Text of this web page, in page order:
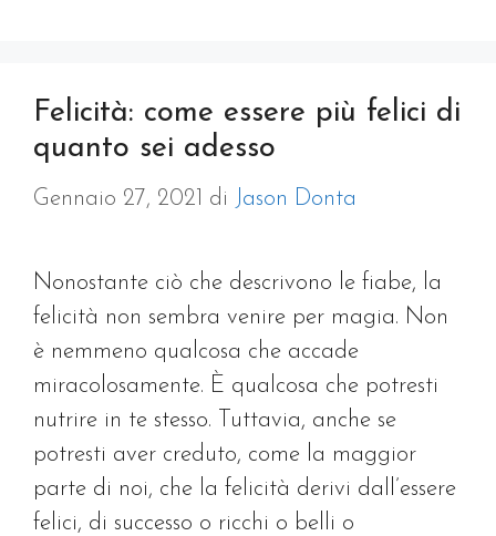
Felicità: come essere più felici di
quanto sei adesso
Gennaio 27, 2021 di Jason Donta
Nonostante ciò che descrivono le fiabe, la
felicità non sembra venire per magia. Non
è nemmeno qualcosa che accade
miracolosamente. È qualcosa che potresti
nutrire in te stesso. Tuttavia, anche se
potresti aver creduto, come la maggior
parte di noi, che la felicità derivi dall’essere
felici, di successo o ricchi o belli o